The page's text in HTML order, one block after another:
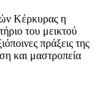
Κέρκυρας η
του μεικτού
πράξεις της
και μαστροπεία